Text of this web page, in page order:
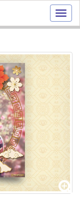
Hiệu
ứng
|
Tạo
đẹp
trực
tuyến,
tạo
ảnh
online